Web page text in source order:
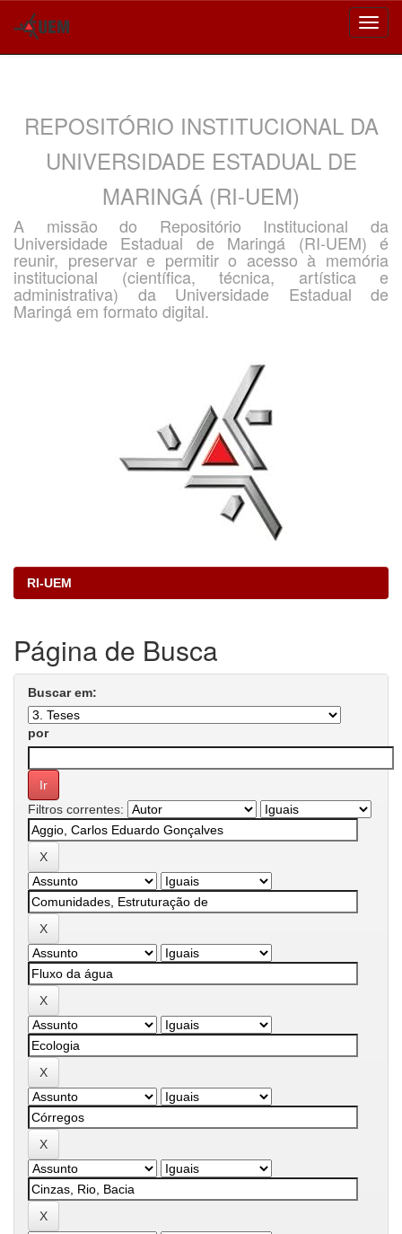
REPOSITÓRIO INSTITUCIONAL DA
UNIVERSIDADE ESTADUAL DE
MARINGÁ (RI-UEM)
A missão do Repositório Institucional da
Universidade Estadual de Maringá (RI-UEM) é
reunir, preservar e permitir o acesso à memória
institucional (científica, técnica, artística e
administrativa) da Universidade Estadual de
Maringá em formato digital.
RI-UEM
Página de Busca
Buscar em:
por
Filtros correntes: